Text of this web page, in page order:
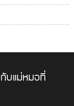
บแม่หมอที่